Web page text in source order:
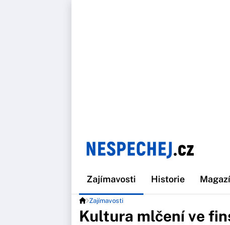
Zajímavosti Historie
Zajímavosti
Kultura mlčení ve